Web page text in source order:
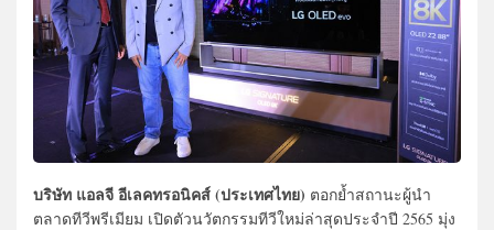
บริษัท แอลจี อีเลคทรอนิคส์ (ประเทศไทย) ตอกย้ำสถานะผู้นำ
ตลาดทีวีพรีเมียม เปิดตัวนวัตกรรมทีวีใหม่ล่าสุดประจำปี 2565 มุ่ง